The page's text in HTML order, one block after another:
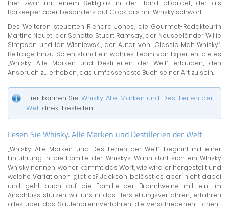
hier zwar mit einem Sektglas in der Hand abbildet, der als
Barkeeper aber besonders auf Cocktails mit Whisky schwört.
Des Weiteren steuerten Richard Jones, die Gourmet-Redakteurin
Martine Nouet, der Schotte Stuart Ramsay, der Neuseeländer Willie
Simpson und Ian Wisniewski, der Autor von „Classic Malt Whisky“,
Beiträge hinzu. So entstand ein wahres Team von Experten, die es
„Whisky. Alle Marken und Destillerien der Welt“ erlauben, den
Anspruch zu erheben, das umfassendste Buch seiner Art zu sein.
Hier können Sie Whisky. Alle Marken und Destillerien der
Welt direkt bestellen.
Lesen Sie Whisky. Alle Marken und Destillerien der Welt
„Whisky. Alle Marken und Destillerien der Welt“ beginnt mit einer
Einführung in die Familie der Whiskys. Wann darf sich ein Whisky
Whisky nennen, woher kommt das Wort, wie wird er hergestellt und
welche Variationen gibt es? Jackson belässt es aber nicht dabei
und geht auch auf die Familie der Branntweine mit ein. Im
Anschluss stürzen wir uns in das Herstellungsverfahren, erfahren
alles über das Säulenbrennverfahren, die verschiedenen Eichen-